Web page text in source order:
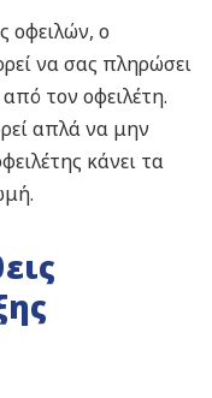
οφειλών, ο
να σας πληρώσει
τον οφειλέτη.
απλά να μην
κάνει τα